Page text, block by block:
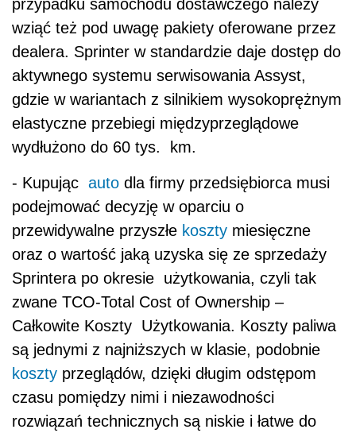
przypadku samochodu dostawczego należy
wziąć też pod uwagę pakiety oferowane przez
dealera. Sprinter w standardzie daje dostęp do
aktywnego systemu serwisowania Assyst,
gdzie w wariantach z silnikiem wysokoprężnym
elastyczne przebiegi międzyprzeglądowe
wydłużono do 60 tys. km.
- Kupując auto dla firmy przedsiębiorca musi
podejmować decyzję w oparciu o
przewidywalne przyszłe koszty miesięczne
oraz o wartość jaką uzyska się ze sprzedaży
Sprintera po okresie użytkowania, czyli tak
zwane TCO-Total Cost of Ownership –
Całkowite Koszty Użytkowania. Koszty paliwa
są jednymi z najniższych w klasie, podobnie
koszty przeglądów, dzięki długim odstępom
czasu pomiędzy nimi i niezawodności
rozwiązań technicznych są niskie i łatwe do